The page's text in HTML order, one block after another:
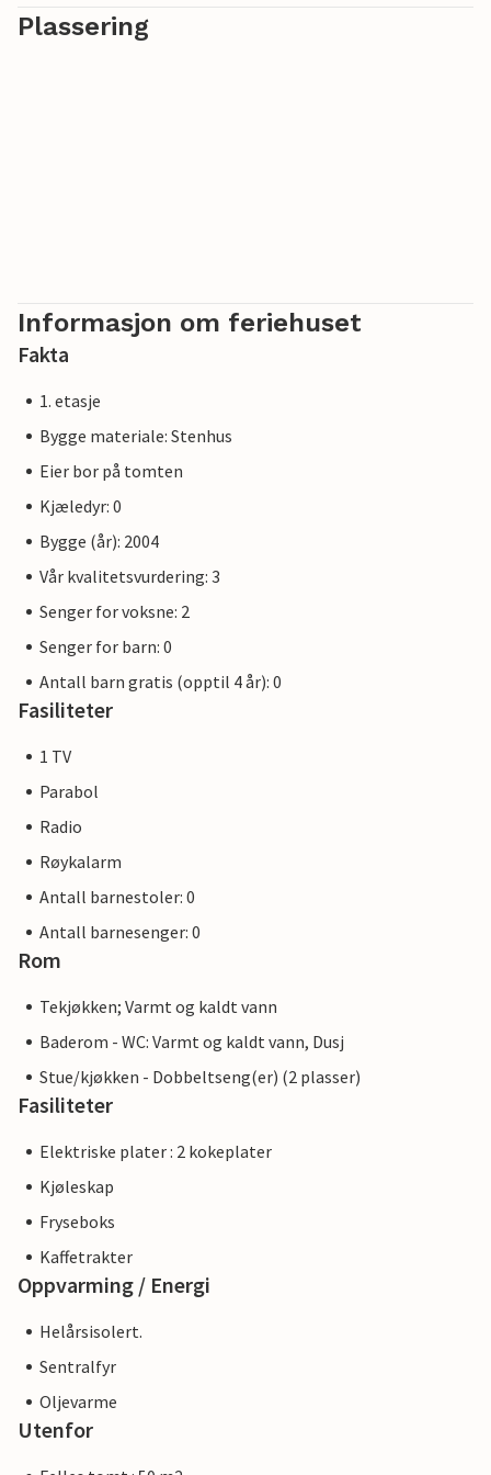
Plassering
Informasjon om feriehuset
Fakta
1. etasje
Bygge materiale: Stenhus
Eier bor på tomten
Kjæledyr: 0
Bygge (år): 2004
Vår kvalitetsvurdering: 3
Senger for voksne: 2
Senger for barn: 0
Antall barn gratis (opptil 4 år): 0
Fasiliteter
1 TV
Parabol
Radio
Røykalarm
Antall barnestoler: 0
Antall barnesenger: 0
Rom
Tekjøkken; Varmt og kaldt vann
Baderom - WC: Varmt og kaldt vann, Dusj
Stue/kjøkken - Dobbeltseng(er) (2 plasser)
Fasiliteter
Elektriske plater : 2 kokeplater
Kjøleskap
Fryseboks
Kaffetrakter
Oppvarming / Energi
Helårsisolert.
Sentralfyr
Oljevarme
Utenfor